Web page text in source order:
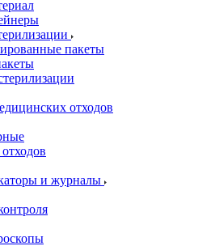
пакеты
отходов
и журналы